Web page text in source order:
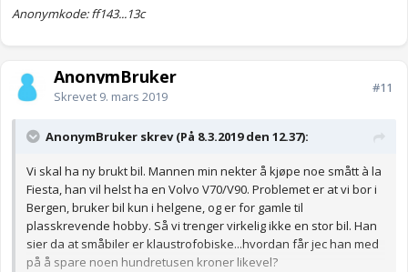
Anonymkode: ff143...13c
AnonymBruker
Skrevet 9. mars 2019
#11
AnonymBruker skrev (På 8.3.2019 den 12.37):
Vi skal ha ny brukt bil. Mannen min nekter å kjøpe noe smått à la
Fiesta, han vil helst ha en Volvo V70/V90. Problemet er at vi bor i
Bergen, bruker bil kun i helgene, og er for gamle til
plasskrevende hobby. Så vi trenger virkelig ikke en stor bil. Han
sier da at småbiler er klaustrofobiske...hvordan får jec han med
på å spare noen hundretusen kroner likevel?